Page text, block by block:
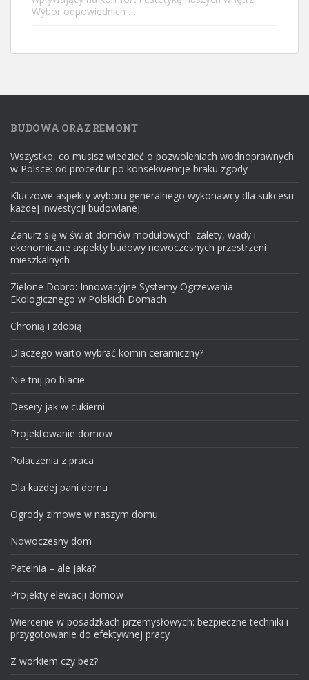
Wybór odpowiednich …
BUDOWA ORAZ REMONT
Wszystko, co musisz wiedzieć o pozwoleniach wodnoprawnych
w Polsce: od procedur po konsekwencje braku zgody
Kluczowe aspekty wyboru generalnego wykonawcy dla sukcesu
każdej inwestycji budowlanej
Zanurz się w świat domów modułowych: zalety, wady i
ekonomiczne aspekty budowy nowoczesnych przestrzeni
mieszkalnych
Zielone Dobro: Innowacyjne Systemy Ogrzewania
Ekologicznego w Polskich Domach
Chronią i zdobią
Dlaczego warto wybrać komin ceramiczny?
Nie tnij po blacie
Desery jak w cukierni
Projektowanie domow
Polaczenia z praca
Dla każdej pani domu
Ogrody zimowe w naszym domu
Nowoczesny dom
Patelnia – ale jaka?
Projekty elewacji domow
Wiercenie w posadzkach przemysłowych: bezpieczne techniki i
przygotowanie do efektywnej pracy
Z workiem czy bez?